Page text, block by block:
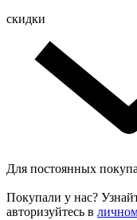
скидки
Для постоянных
Покупали у нас?
авторизуйтесь в